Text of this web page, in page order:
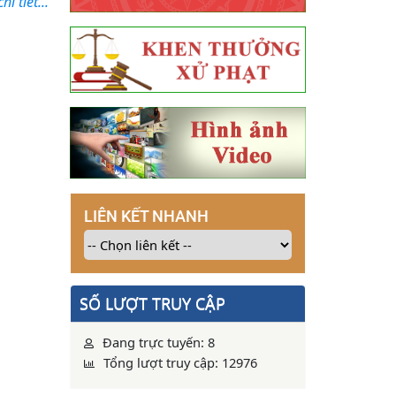
LIÊN KẾT NHANH
SỐ LƯỢT TRUY CẬP
Đang trực tuyến: 8
Tổng lượt truy cập: 12976